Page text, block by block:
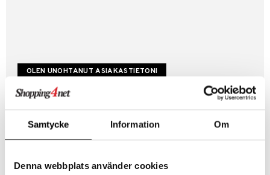
Samtycke Information Om
Denna webbplats använder cookies
Luo uusi asiakas
Hyviä tarjouksia
Kestotilaus